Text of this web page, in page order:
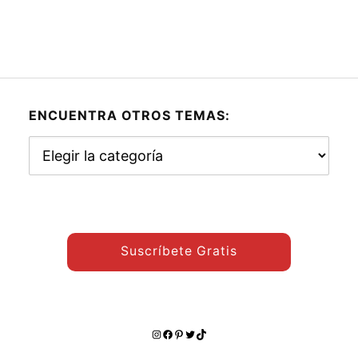
ENCUENTRA OTROS TEMAS:
otros
Suscríbete Gratis
Instagram
Facebook
Pinterest
Twitter
TikTok